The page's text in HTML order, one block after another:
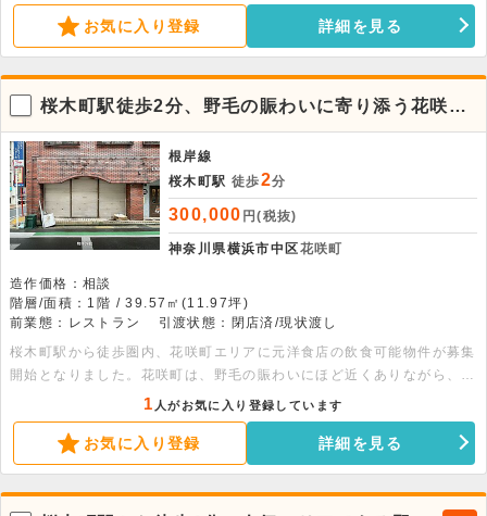
お気に入り登録 詳細を見る
桜木町駅徒歩2分、野毛の賑わいに寄り添う花咲町
エリアに、元洋食店の飲食可能物件が出ました。
根岸線
桜木町駅 徒歩2分
300,000 円(税抜)
神奈川県横浜市中区花咲町
造作価格：相談
階層/面積：1階 / 39.57㎡(11.97坪)
前業態：レストラン
引渡状態：閉店済/現状渡し
桜木町駅から徒歩圏内、花咲町エリアに元洋食店の飲食可能物件が募集
開始となりました。花咲町は、野毛の賑わいにほど近くありながら、知
る人ぞ知る飲食店が点在する落ち着いた雰囲気が魅力のエリアです。周
辺には個性豊かな店舗が集まり、地元のお客様はもちろん、グルメ目的
で訪れる方の利用も期待できます。元洋食店のため、既存のレイアウト
を活かした出店もご検討いただけます。桜木町・野毛エリアで飲食店を
開業できる物件となりますので、ご興味のある方はぜひお早めにお問い
合わせください。
1 人がお気に入り登録しています
お気に入り登録 詳細を見る